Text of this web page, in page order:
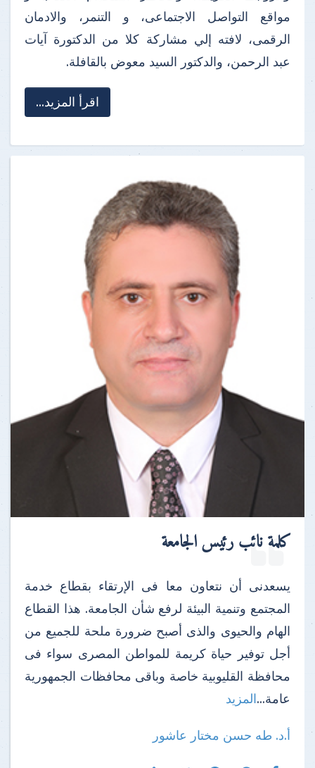
مواقع التواصل الاجتماعى، و التنمر، والادمان
الرقمى، لافته إلي مشاركة كلا من الدكتورة آيات
عبد الرحمن، والدكتور السيد معوض بالقافلة.
اقرأ المزيد...
كلمة نائب رئيس الجامعة
يسعدنى أن نتعاون معا فى الإرتقاء بقطاع خدمة
المجتمع وتنمية البيئة لرفع شأن الجامعة. هذا القطاع
الهام والحيوى والذى أصبح ضرورة ملحة للجميع من
أجل توفير حياة كريمة للمواطن المصرى سواء فى
محافظة القليوبية خاصة وباقى محافظات الجمهورية
عامة...المزيد
أ.د. طه حسن مختار عاشور